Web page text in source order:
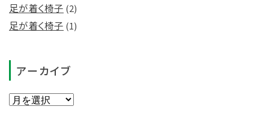
足が着く椅子 (2)
足が着く椅子 (1)
アーカイブ